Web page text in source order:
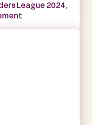
League 2024,